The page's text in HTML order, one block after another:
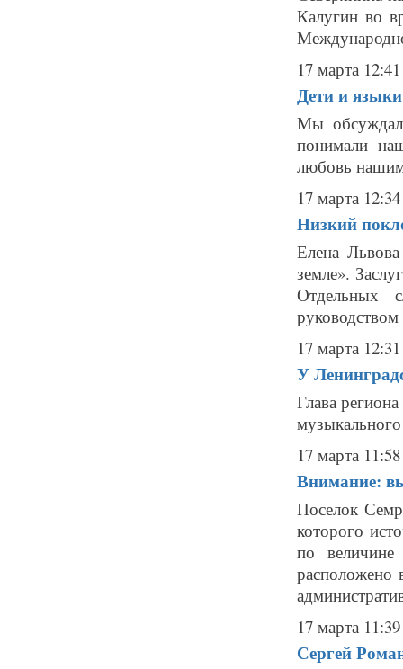
Калугин во
17 марта 12:41
Дети и
Мы
понимали
любовь
17 марта 12:34
Низкий
Елена
земле».
Отдельных
17 марта 12:31
У
Глава
17 марта 11:58
Внимание:
Поселок
которого
по
расположено
17 марта 11:39
Сергей